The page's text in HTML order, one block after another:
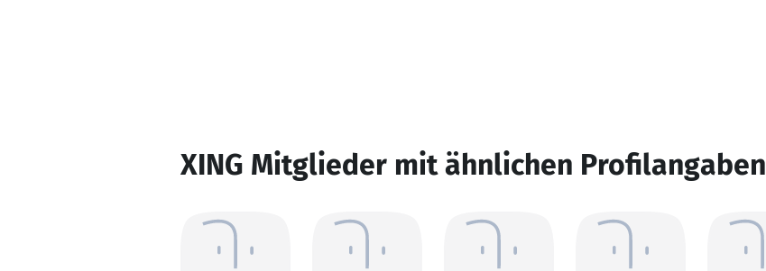
XING Mitglieder mit ähnlichen Profilangaben